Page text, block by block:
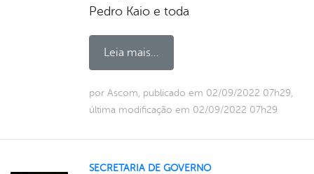
Pedro Kaio e toda
Leia mais...
por Ascom, publicado em 02/09/2022 07h29,
última modificação em 02/09/2022 07h29
SECRETARIA DE GOVERNO